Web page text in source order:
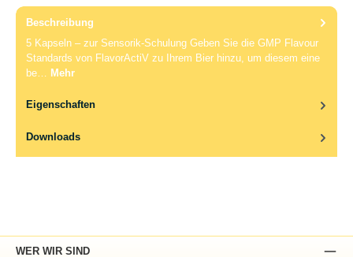
Beschreibung
5 Kapseln – zur Sensorik-Schulung Geben Sie die GMP Flavour
Standards von FlavorActiV zu Ihrem Bier hinzu, um diesem eine
be… Mehr
Eigenschaften
Downloads
WER WIR SIND